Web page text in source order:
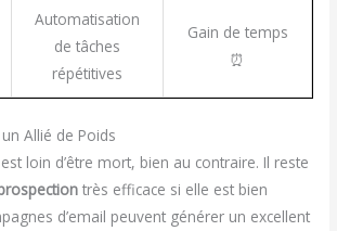
Automatisation
de tâches
répétitives
Gain de temps
⏰
Allié de Poids
loin d’être mort, bien au contraire. Il reste
très efficace si elle est bien
d’email peuvent générer un excellent